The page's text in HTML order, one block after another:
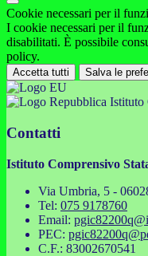
Cookie necessari per il
I cookie necessari per il
disabilitati. È possibile
policy.
Accetta tutti Salva le
Istituto
Contatti
Istituto Comprensivo
Via Umbria, 5 -
Tel: 075 9178760
Email:
PEC:
C.F.: 83002670541